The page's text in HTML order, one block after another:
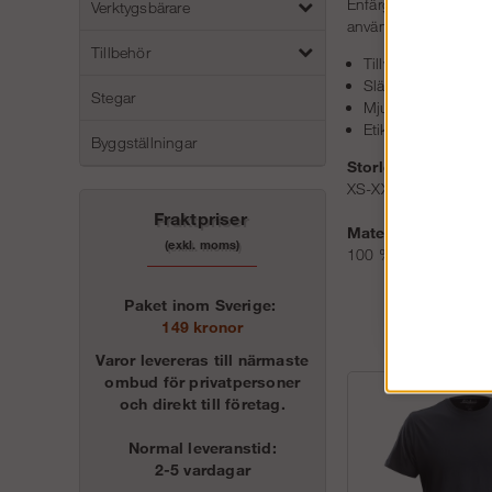
Verktygsbärare
Tillbehör
Stegar
Byggställningar
Fraktpriser
(exkl. moms)
Paket inom Sverige:
149 kronor
Varor levereras till närmaste
ombud för privatpersoner
och direkt till företag.
Normal leveranstid:
2-5 vardagar
Enfärgad, bekväm
användning.
Tillverkad i 100 %
Slätstickad trikå
Mjukt discharge-
Etikett tryckt
Storlek:
XS-XXXL
Material:
100 % bomull, 160